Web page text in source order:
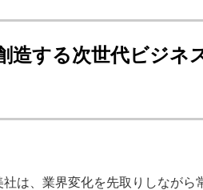
動画コンテンツ インタビュー
タル印刷 アイデアで勝負！ ～多様なビ
する次世代ビジネ
は、業界変化を先取りしながら